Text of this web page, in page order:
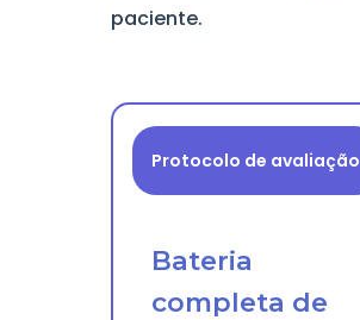
paciente.
Protocolo de avaliação
Bateria
completa de